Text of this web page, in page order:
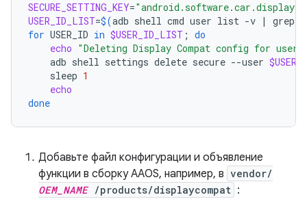
SECURE_SETTING_KEY=
USER_ID_LIST=$(adb shell cmd user list -v | grep
for USER_ID in $USER_ID_LIST ; do
echo "Deleting Display Compat config for
adb shell settings delete secure --user
sleep 1
echo
done
Добавьте файл конфигурации и объявление
функции в сборку AAOS, например, в vendor/
OEM_NAME/products/displaycompat :